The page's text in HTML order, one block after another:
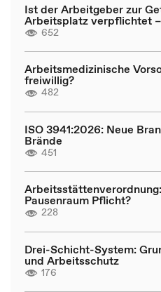
Ist der Arbeitgeber zur
Arbeitsplatz verpflichtet
652
Arbeitsmedizinische
freiwillig?
482
ISO 3941:2026: Neue
Brände
451
Pausenraum Pflicht?
228
Drei-Schicht-System:
und Arbeitsschutz
176